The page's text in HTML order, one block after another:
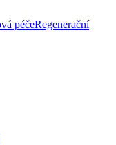
péčeRegenerační